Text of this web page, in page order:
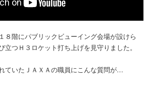
８階にパブリックビューイング会場が設けら
立つＨ３ロケット打ち上げを見守りました。
ていたＪＡＸＡの職員にこんな質問が…